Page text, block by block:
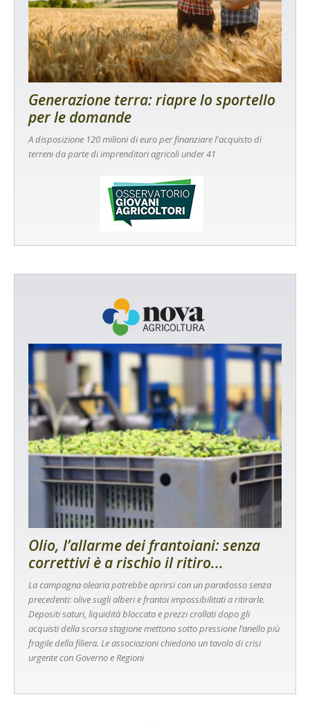
Generazione terra: riapre lo sportello
per le domande
A disposizione 120 milioni di euro per finanziare l'acquisto di
terreni da parte di imprenditori agricoli under 41
Olio, l’allarme dei frantoiani: senza
correttivi è a rischio il ritiro...
La campagna olearia potrebbe aprirsi con un paradosso senza
precedenti: olive sugli alberi e frantoi impossibilitati a ritirarle.
Depositi saturi, liquidità bloccata e prezzi crollati dopo gli
acquisti della scorsa stagione mettono sotto pressione l’anello più
fragile della filiera. Le associazioni chiedono un tavolo di crisi
urgente con Governo e Regioni